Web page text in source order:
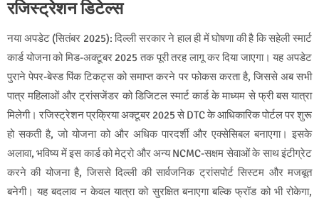
रजिस्ट्रेशन डिटेल्स
नया अपडेट (सितंबर 2025): दिल्ली सरकार ने हाल ही में घोषणा की है कि सहेली स्मार्ट
कार्ड योजना को मिड-अक्टूबर 2025 तक पूरी तरह लागू कर दिया जाएगा। यह अपडेट
पुराने पेपर-बेस्ड पिंक टिकट्स को समाप्त करने पर फोकस करता है, जिससे अब सभी
पात्र महिलाओं और ट्रांसजेंडर को डिजिटल स्मार्ट कार्ड के माध्यम से फ्री बस यात्रा
मिलेगी। रजिस्ट्रेशन प्रक्रिया अक्टूबर 2025 से DTC के आधिकारिक पोर्टल पर शुरू
हो सकती है, जो योजना को और अधिक पारदर्शी और एक्सेसिबल बनाएगा। इसके
अलावा, भविष्य में इस कार्ड को मेट्रो और अन्य NCMC-सक्षम सेवाओं के साथ इंटीग्रेट
करने की योजना है, जिससे दिल्ली की सार्वजनिक ट्रांसपोर्ट सिस्टम और मजबूत
बनेगी। यह बदलाव न केवल यात्रा को सुरक्षित बनाएगा बल्कि फ्रॉड को भी रोकेगा,